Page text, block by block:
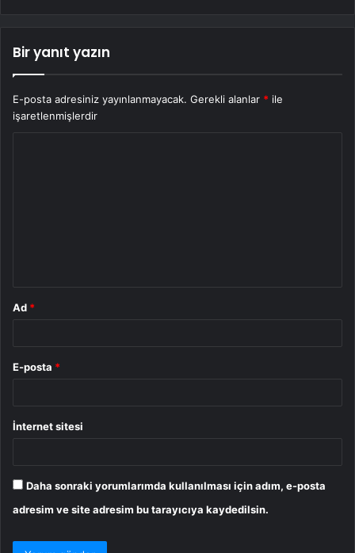
Bir yanıt yazın
E-posta adresiniz yayınlanmayacak. Gerekli alanlar * ile
işaretlenmişlerdir
Ad *
E-posta *
İnternet sitesi
Daha sonraki yorumlarımda kullanılması için adım, e-posta
adresim ve site adresim bu tarayıcıya kaydedilsin.